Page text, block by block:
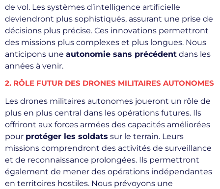
de vol. Les systèmes d’intelligence artificielle
deviendront plus sophistiqués, assurant une prise de
décisions plus précise. Ces innovations permettront
des missions plus complexes et plus longues. Nous
anticipons une autonomie sans précédent dans les
années à venir.
2. RÔLE FUTUR DES DRONES MILITAIRES AUTONOMES
Les drones militaires autonomes joueront un rôle de
plus en plus central dans les opérations futures. Ils
offriront aux forces armées des capacités améliorées
pour protéger les soldats sur le terrain. Leurs
missions comprendront des activités de surveillance
et de reconnaissance prolongées. Ils permettront
également de mener des opérations indépendantes
en territoires hostiles. Nous prévoyons une